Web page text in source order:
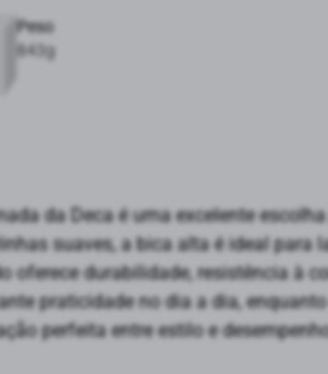
Peso
843g
da Deca é uma excelente
suaves, a bica alta é ideal para
durabilidade, resistência à
praticidade no dia a dia,
perfeita entre estilo e